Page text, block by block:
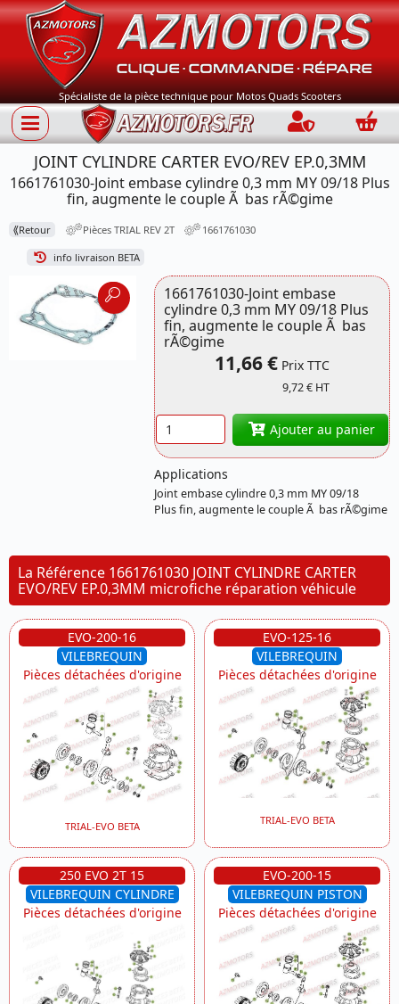
Spécialiste de la pièce technique pour Motos Quads Scooters
Connection
JOINT CYLINDRE CARTER EVO/REV EP.0,3MM
1661761030-Joint embase cylindre 0,3 mm MY 09/18 Plus
fin, augmente le couple Ã bas rÃ©gime
⟪Retour Pièces TRIAL REV 2T 1661761030
info livraison BETA
1661761030-Joint embase
cylindre 0,3 mm MY 09/18 Plus
fin, augmente le couple Ã bas
rÃ©gime
11,66 €Prix TTC
9,72 € HT
Quantité Ajouter au panier
Applications
Joint embase cylindre 0,3 mm MY 09/18
Plus fin, augmente le couple Ã bas rÃ©gime
La Référence 1661761030 JOINT CYLINDRE CARTER
EVO/REV EP.0,3MM microfiche réparation véhicule
EVO-200-16
VILEBREQUIN
Pièces détachées d'origine
TRIAL-EVO BETA
EVO-125-16
VILEBREQUIN
Pièces détachées d'origine
TRIAL-EVO BETA
250 EVO 2T 15
VILEBREQUIN CYLINDRE
Pièces détachées d'origine
EVO-200-15
VILEBREQUIN PISTON
Pièces détachées d'origine